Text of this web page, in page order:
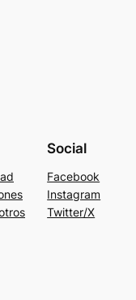
Social
Facebook
Instagram
Twitter/X